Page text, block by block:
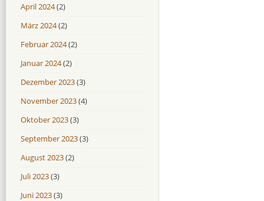
April 2024(2)
März 2024(2)
Februar 2024(2)
Januar 2024(2)
Dezember 2023(3)
November 2023(4)
Oktober 2023(3)
September 2023(3)
August 2023(2)
Juli 2023(3)
Juni 2023(3)